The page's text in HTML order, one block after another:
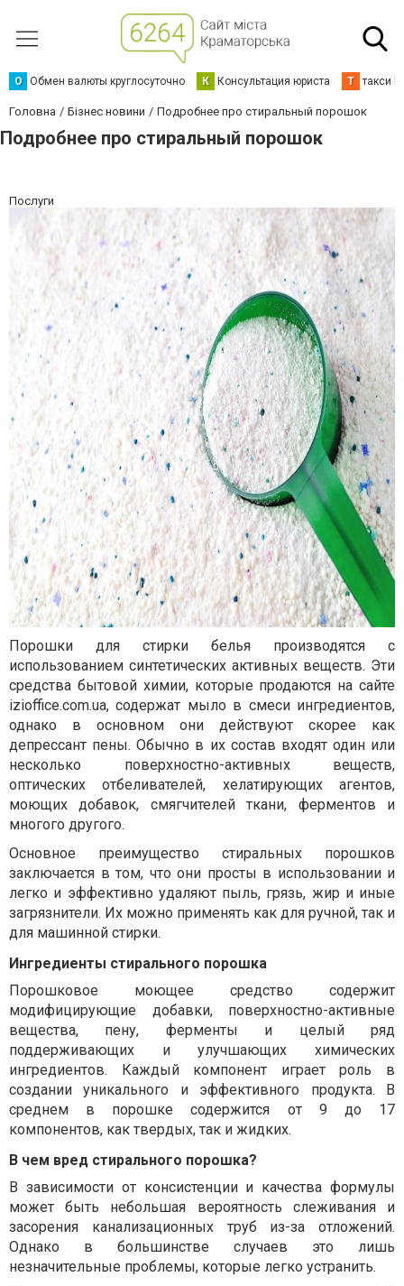
О Обмен валюты круглосуточно К Консультация юриста Т такси
Головна Бізнес новини Подробнее про стиральный порошок
Подробнее про стиральный порошок
Послуги
Порошки для стирки белья производятся с
использованием синтетических активных веществ. Эти
средства бытовой химии, которые продаются на сайте
izioffice.com.ua, содержат мыло в смеси ингредиентов,
однако в основном они действуют скорее как
депрессант пены. Обычно в их состав входят один или
несколько поверхностно-активных веществ,
оптических отбеливателей, хелатирующих агентов,
моющих добавок, смягчителей ткани, ферментов и
многого другого.
Основное преимущество стиральных порошков
заключается в том, что они просты в использовании и
легко и эффективно удаляют пыль, грязь, жир и иные
загрязнители. Их можно применять как для ручной, так и
для машинной стирки.
Ингредиенты стирального порошка
Порошковое моющее средство содержит
модифицирующие добавки, поверхностно-активные
вещества, пену, ферменты и целый ряд
поддерживающих и улучшающих химических
ингредиентов. Каждый компонент играет роль в
создании уникального и эффективного продукта. В
среднем в порошке содержится от 9 до 17
компонентов, как твердых, так и жидких.
В чем вред стирального порошка?
В зависимости от консистенции и качества формулы
может быть небольшая вероятность слеживания и
засорения канализационных труб из-за отложений.
Однако в большинстве случаев это лишь
незначительные проблемы, которые легко устранить.